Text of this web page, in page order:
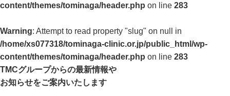
content/themes/tominaga/header.php on line 283
Warning: Attempt to read property "slug" on null in
/home/xs077318/tominaga-clinic.or.jp/public_html/wp-
content/themes/tominaga/header.php on line 283
TMCグループからの最新情報や
お知らせをご案内いたします